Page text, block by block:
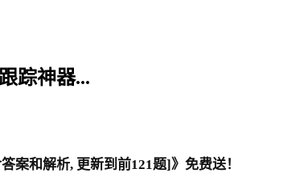
踪神器...
案和解析, 更新到前121题]》免费送！